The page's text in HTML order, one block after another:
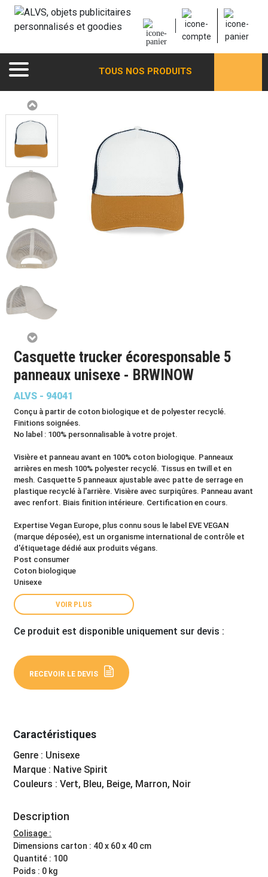
TOUS NOS PRODUITS
Casquette trucker écoresponsable 5
panneaux unisexe - BRWINOW
ALVS - 94041
Conçu à partir de coton biologique et de polyester recyclé.
Finitions soignées.
No label : 100% personnalisable à votre projet.
Visière et panneau avant en 100% coton biologique. Panneaux
arrières en mesh 100% polyester recyclé. Tissus en twill et en
mesh. Casquette 5 panneaux ajustable avec patte de serrage en
plastique recyclé à l'arrière. Visière avec surpiqûres. Panneau avant
avec renfort. Biais finition intérieure. Certification en cours.
Expertise Vegan Europe, plus connu sous le label EVE VEGAN
(marque déposée), est un organisme international de contrôle et
d'étiquetage dédié aux produits végans.
Post consumer
Coton biologique
Unisexe
VOIR PLUS
Ce produit est disponible uniquement sur devis :
RECEVOIR LE DEVIS
Caractéristiques
Genre : Unisexe
Marque : Native Spirit
Couleurs : Vert, Bleu, Beige, Marron, Noir
Description
Colisage :
Dimensions carton : 40 x 60 x 40 cm
Quantité : 100
Poids : 0 kg